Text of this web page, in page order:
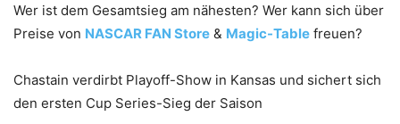
Wer ist dem Gesamtsieg am nähesten? Wer kann sich über
Preise von NASCAR FAN Store & Magic-Table freuen?
Chastain verdirbt Playoff-Show in Kansas und sichert sich
den ersten Cup Series-Sieg der Saison